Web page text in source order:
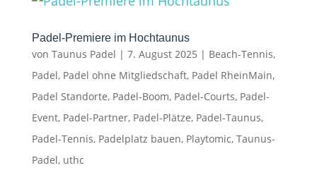
Padel-Premiere im Hochtaunus
von Taunus Padel | 7. August 2025 | Beach-Tennis,
Padel, Padel ohne Mitgliedschaft, Padel RheinMain,
Padel Standorte, Padel-Boom, Padel-Courts, Padel-
Event, Padel-Partner, Padel-Plätze, Padel-Taunus,
Padel-Tennis, Padelplatz bauen, Playtomic, Taunus-
Padel, uthc